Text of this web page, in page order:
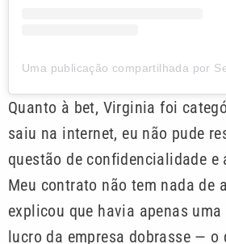
Quanto à bet, Virginia foi
saiu na internet, eu não pude
questão de confidencialidade e
Meu contrato não tem nada de
explicou que havia apenas
lucro da empresa dobrasse — o